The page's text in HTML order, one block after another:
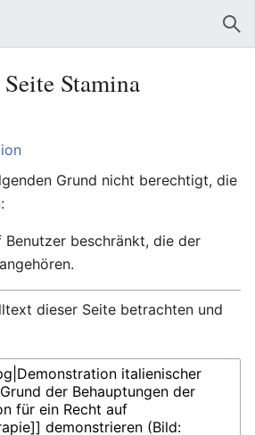
Stamina
Grund nicht berechtigt, die
beschränkt, die der
dieser Seite betrachten und